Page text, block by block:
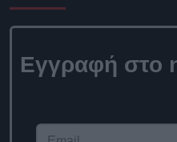
Εγγραφή στο